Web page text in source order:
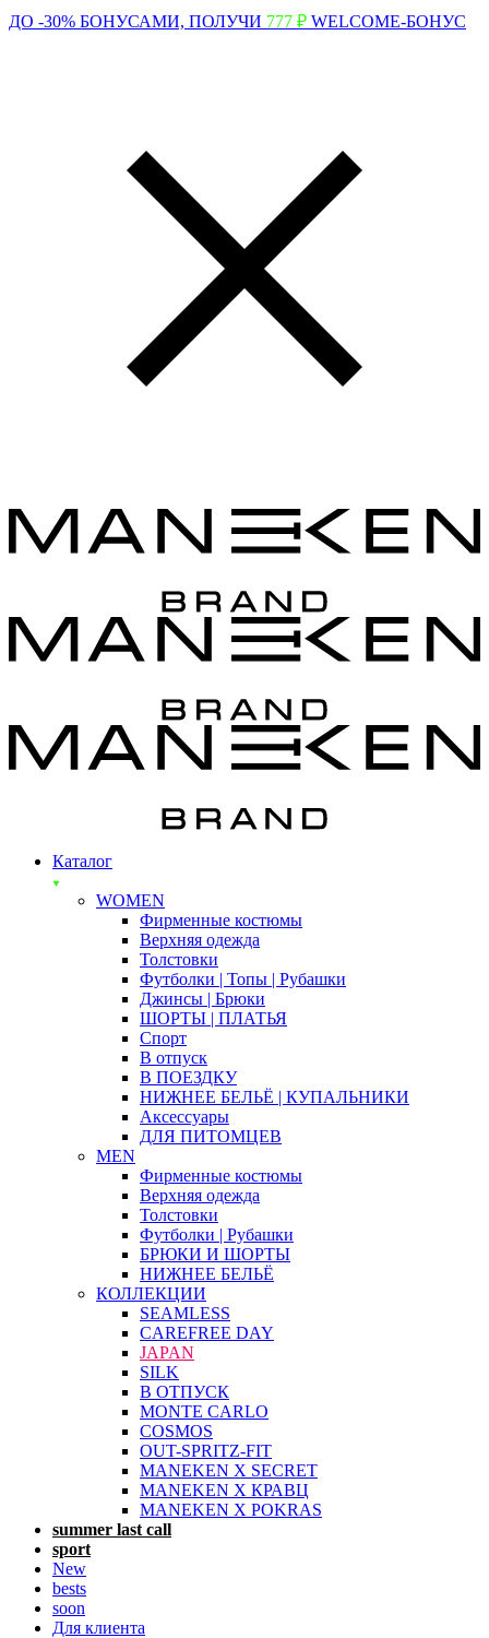
ДО -30% БОНУСАМИ, ПОЛУЧИ 777 ₽ WELCOME-БОНУС
Каталог
WOMEN
Фирменные костюмы
Верхняя одежда
Толстовки
Футболки | Топы | Рубашки
Джинсы | Брюки
ШОРТЫ | ПЛАТЬЯ
Спорт
В отпуск
В ПОЕЗДКУ
НИЖНЕЕ БЕЛЬЁ | КУПАЛЬНИКИ
Аксессуары
ДЛЯ ПИТОМЦЕВ
MEN
Фирменные костюмы
Верхняя одежда
Толстовки
Футболки | Рубашки
БРЮКИ И ШОРТЫ
НИЖНЕЕ БЕЛЬЁ
КОЛЛЕКЦИИ
SEAMLESS
CAREFREE DAY
JAPAN
SILK
В ОТПУСК
MONTE CARLO
COSMOS
OUT-SPRITZ-FIT
MANEKEN X SECRET
MANEKEN X КРАВЦ
MANEKEN X POKRAS
summer last call
sport
New
bests
soon
Для клиента